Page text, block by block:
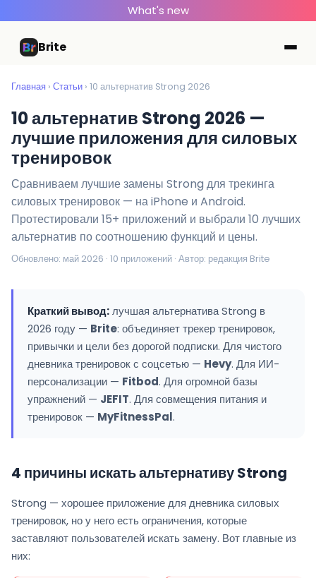
What's new
Brite
Главная › Статьи › 10 альтернатив Strong 2026
10 альтернатив Strong 2026 —
лучшие приложения для силовых
тренировок
Сравниваем лучшие замены Strong для трекинга
силовых тренировок — на iPhone и Android.
Протестировали 15+ приложений и выбрали 10 лучших
альтернатив по соотношению функций и цены.
Обновлено: май 2026 · 10 приложений · Автор: редакция Brite
Краткий вывод:лучшая альтернатива Strong в
2026 году — Brite: объединяет трекер тренировок,
привычки и цели без дорогой подписки. Для чистого
дневника тренировок с соцсетью — Hevy. Для ИИ-
персонализации — Fitbod. Для огромной базы
упражнений — JEFIT. Для совмещения питания и
тренировок — MyFitnessPal.
4 причины искать альтернативу Strong
Strong — хорошее приложение для дневника силовых
тренировок, но у него есть ограничения, которые
заставляют пользователей искать замену. Вот главные из
них: